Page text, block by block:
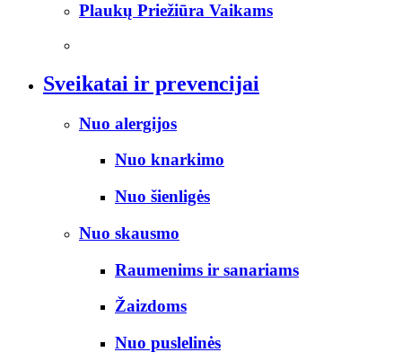
Plaukų Priežiūra Vaikams
Sveikatai ir prevencijai
Nuo alergijos
Nuo knarkimo
Nuo šienligės
Nuo skausmo
Raumenims ir sanariams
Žaizdoms
Nuo puslelinės